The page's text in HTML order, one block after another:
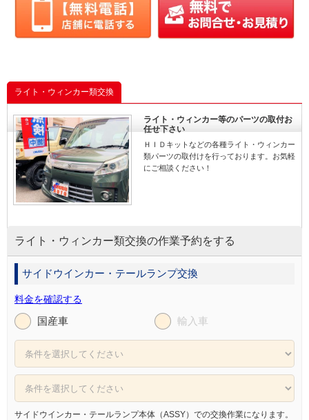
ライト・ウィンカー類交換
ライト・ウィンカー等のパーツの取付お
任せ下さい
ＨＩＤキットなどの各種ライト・ウィンカー
類パーツの取付けを行っております。お気軽
にご相談ください！
ライト・ウィンカー類交換の作業予約をする
サイドウインカー・テールランプ交換
料金を確認する
国産車 輸入車
サイドウインカー・テールランプ本体（ASSY）での交換作業になります。